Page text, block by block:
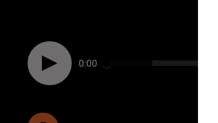
0:00